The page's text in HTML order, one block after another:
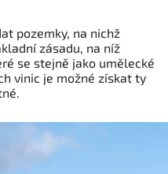
pozemky, na nichž
zásadu, na níž
se stejně jako umělecké
vinic je možné získat ty